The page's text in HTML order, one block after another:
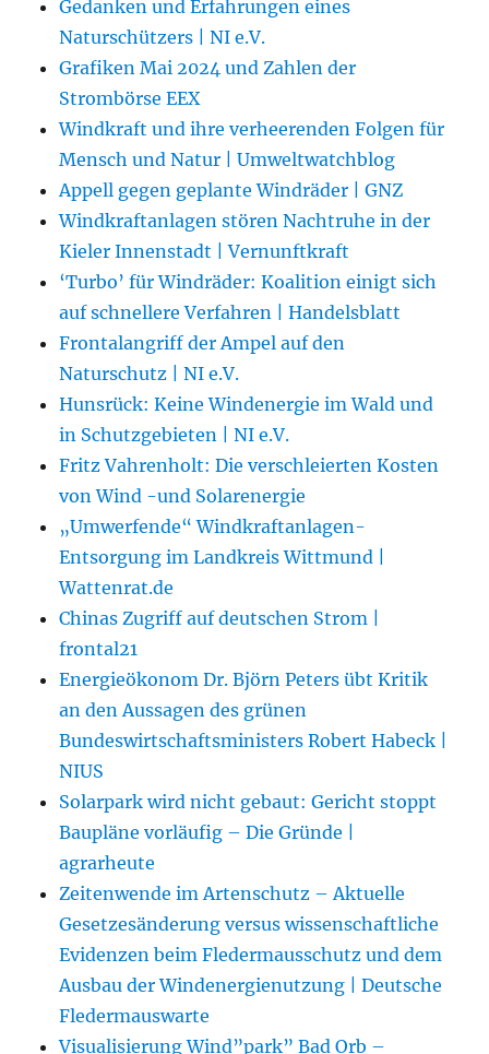
Gedanken und Erfahrungen eines
Naturschützers | NI e.V.
Grafiken Mai 2024 und Zahlen der
Strombörse EEX
Windkraft und ihre verheerenden Folgen für
Mensch und Natur | Umweltwatchblog
Appell gegen geplante Windräder | GNZ
Windkraftanlagen stören Nachtruhe in der
Kieler Innenstadt | Vernunftkraft
‘Turbo’ für Windräder: Koalition einigt sich
auf schnellere Verfahren | Handelsblatt
Frontalangriff der Ampel auf den
Naturschutz | NI e.V.
Hunsrück: Keine Windenergie im Wald und
in Schutzgebieten | NI e.V.
Fritz Vahrenholt: Die verschleierten Kosten
von Wind -und Solarenergie
„Umwerfende“ Windkraftanlagen-
Entsorgung im Landkreis Wittmund |
Wattenrat.de
Chinas Zugriff auf deutschen Strom |
frontal21
Energieökonom Dr. Björn Peters übt Kritik
an den Aussagen des grünen
Bundeswirtschaftsministers Robert Habeck |
NIUS
Solarpark wird nicht gebaut: Gericht stoppt
Baupläne vorläufig – Die Gründe |
agrarheute
Zeitenwende im Artenschutz – Aktuelle
Gesetzesänderung versus wissenschaftliche
Evidenzen beim Fledermausschutz und dem
Ausbau der Windenergienutzung | Deutsche
Fledermauswarte
Visualisierung Wind”park” Bad Orb –